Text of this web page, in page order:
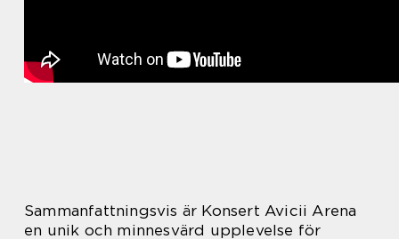
Sammanfattningsvis är Konsert Avicii Arena
en unik och minnesvärd upplevelse för